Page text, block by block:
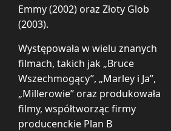
Emmy (2002) oraz Złoty Glob
(2003).
Występowała w wielu znanych
filmach, takich jak „Bruce
Wszechmogący”, „Marley i Ja”,
„Millerowie” oraz produkowała
filmy, współtworząc firmy
producenckie Plan B